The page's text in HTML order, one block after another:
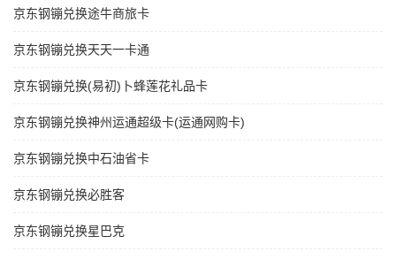
京东钢镚兑换途牛商旅卡
京东钢镚兑换天天一卡通
京东钢镚兑换(易初)卜蜂莲花礼品卡
京东钢镚兑换神州运通超级卡(运通网购卡)
京东钢镚兑换中石油省卡
京东钢镚兑换必胜客
京东钢镚兑换星巴克